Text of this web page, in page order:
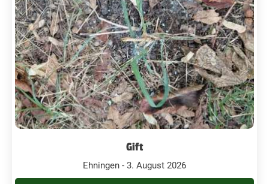
Gift
Ehningen - 3. August 2026